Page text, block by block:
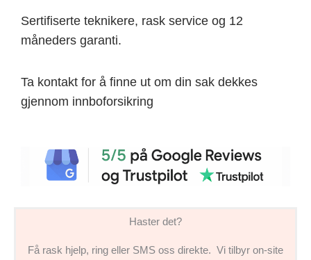
Sertifiserte teknikere, rask service og 12
måneders garanti.
Ta kontakt for å finne ut om din sak dekkes
gjennom innboforsikring
Haster det?
Få rask hjelp, ring eller SMS oss direkte. Vi tilbyr on-site